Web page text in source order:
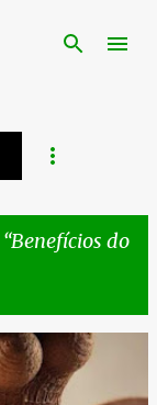
Benefícios do